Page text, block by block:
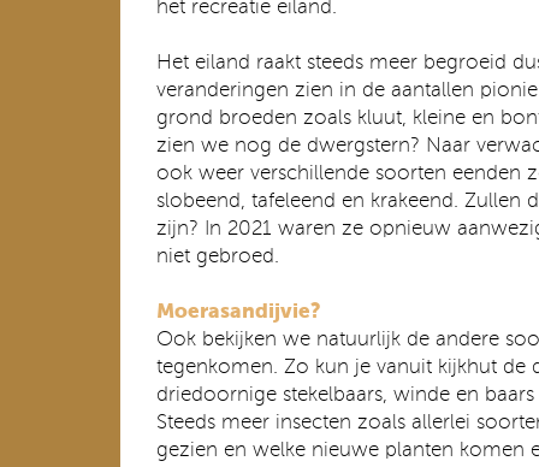
het recreatie eiland.
Het eiland raakt steeds meer begroeid
veranderingen zien in de aantallen
grond broeden zoals kluut, kleine en
zien we nog de dwergstern? Naar
ook weer verschillende soorten eenden
slobeend, tafeleend en krakeend. Zullen
zijn? In 2021 waren ze opnieuw
niet gebroed.
Moerasandijvie?
Ook bekijken we natuurlijk de andere
tegenkomen. Zo kun je vanuit kijkhut de
driedoornige stekelbaars, winde en
Steeds meer insecten zoals allerlei
gezien en welke nieuwe planten komen